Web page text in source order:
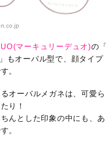
マーキュリーデュオ)の
もオーバル型で、顔タイプ
。
オーバルメガネは、可愛
り！
んとした印象の中にも、
。